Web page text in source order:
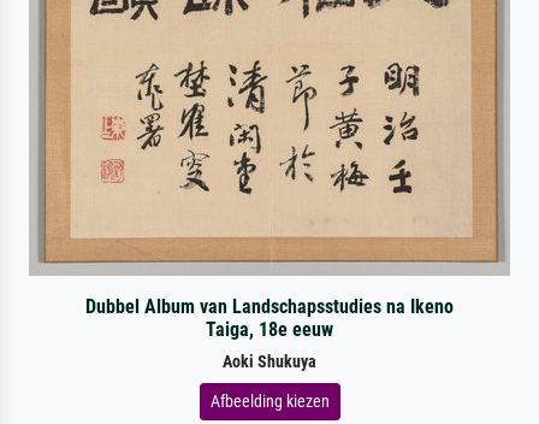
Dubbel Album van Landschapsstudies na Ikeno
Taiga, 18e eeuw
Aoki Shukuya
Afbeelding kiezen